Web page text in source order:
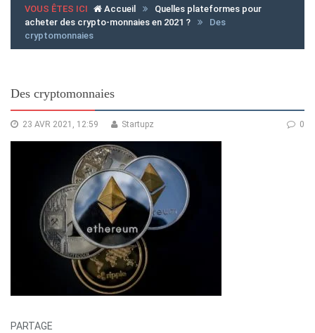
VOUS ÊTES ICI Accueil
Quelles plateformes pour
acheter des crypto-monnaies en 2021 ?
Des
cryptomonnaies
Des cryptomonnaies
23 AVR 2021, 12:59 0
Startupz
PARTAGE